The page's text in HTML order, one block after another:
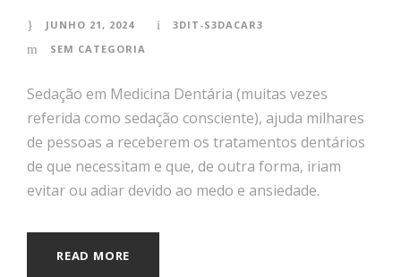
JUNHO 21, 2024
3DIT-S3DACAR3
SEM CATEGORIA
Sedação em Medicina Dentária (muitas vezes
referida como sedação consciente), ajuda milhares
de pessoas a receberem os tratamentos dentários
de que necessitam e que, de outra forma, iriam
evitar ou adiar devido ao medo e ansiedade.
READ MORE